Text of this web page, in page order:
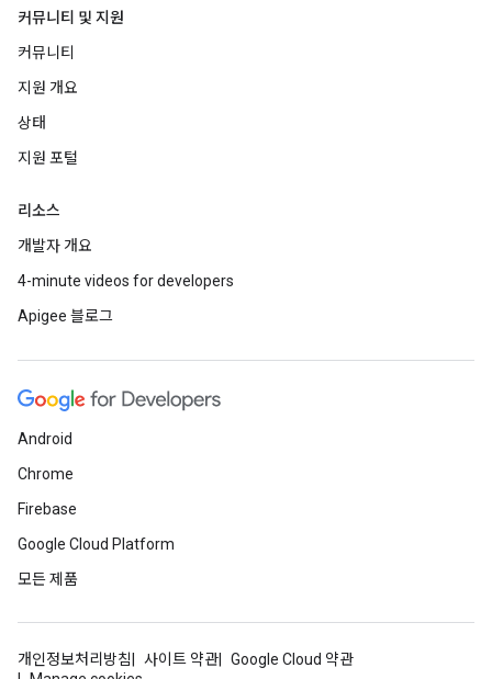
커뮤니티 및 지원
커뮤니티
지원 개요
상태
지원 포털
리소스
개발자 개요
4-minute videos for developers
Apigee 블로그
Android
Chrome
Firebase
Google Cloud Platform
모든 제품
개인정보처리방침 사이트 약관
Google Cloud 약관